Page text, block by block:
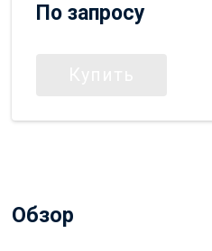
По запросу
Обзор